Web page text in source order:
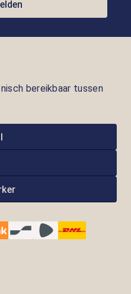
bereikbaar tussen